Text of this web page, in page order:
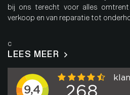
bij ons terecht voor alles
verkoop en van reparatie tot
c
LEES MEER